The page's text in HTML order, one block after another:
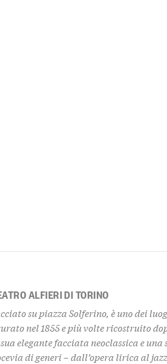
ALFIERI DI TORINO
su piazza Solferino, è uno dei
nel 1855 e più volte ricostruito
elegante facciata neoclassica e una
di generi – dall’opera lirica al